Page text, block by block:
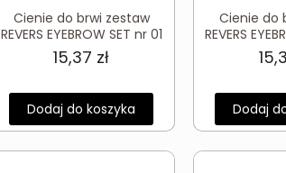
Cienie do brwi zestaw
REVERS EYEBROW SET nr 01
15,37 zł
Dodaj do koszyka
Cienie do
REVERS
Dodaj